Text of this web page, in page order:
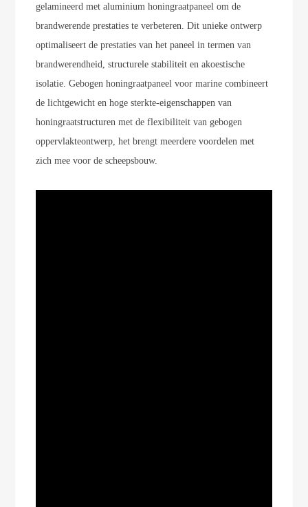
gelamineerd met aluminium honingraatpaneel om de
brandwerende prestaties te verbeteren. Dit unieke ontwerp
optimaliseert de prestaties van het paneel in termen van
brandwerendheid, structurele stabiliteit en akoestische
isolatie. Gebogen honingraatpaneel voor marine combineert
de lichtgewicht en hoge sterkte-eigenschappen van
honingraatstructuren met de flexibiliteit van gebogen
oppervlakteontwerp, het brengt meerdere voordelen met
zich mee voor de scheepsbouw.